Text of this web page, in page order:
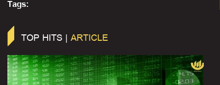
Tags:
TOP HITS | ARTICLE